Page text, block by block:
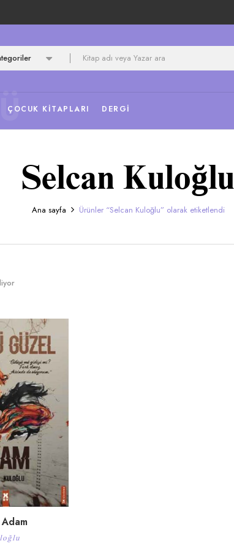
ÇOCUK KITAPLARI DERGI
Selcan Kuloğlu
Ana sayfa Ürünler “Selcan Kuloğlu” olarak etiketlendi